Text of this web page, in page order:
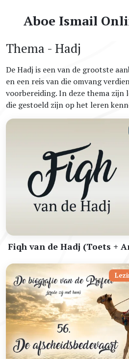
Aboe Ismail
Thema - Hadj
De Hadj is een van de grootste
en een reis van die omvang
voorbereiding. In deze thema zijn
die gestoeld zijn op het leren
Fiqh van de Hadj (Toets +